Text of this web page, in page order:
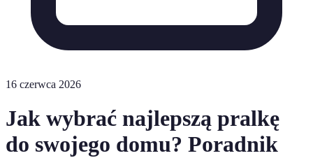
16 czerwca 2026
Jak wybrać najlepszą pralkę
do swojego domu? Poradnik